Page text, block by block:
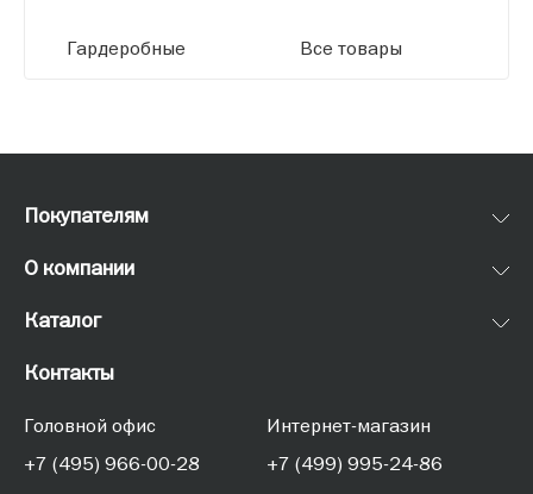
Гардеробные Все товары
Покупателям
О компании
Каталог
Контакты
Головной офис
+7 (495) 966-00-28
Интернет-магазин
+7 (499) 995-24-86